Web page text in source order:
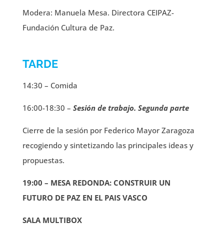
Modera: Manuela Mesa. Directora CEIPAZ-
Fundación Cultura de Paz.
TARDE
14:30 – Comida
16:00-18:30 – Sesión de trabajo. Segunda parte
Cierre de la sesión por Federico Mayor Zaragoza
recogiendo y sintetizando las principales ideas y
propuestas.
19:00 – MESA REDONDA: CONSTRUIR UN
FUTURO DE PAZ EN EL PAIS VASCO
SALA MULTIBOX